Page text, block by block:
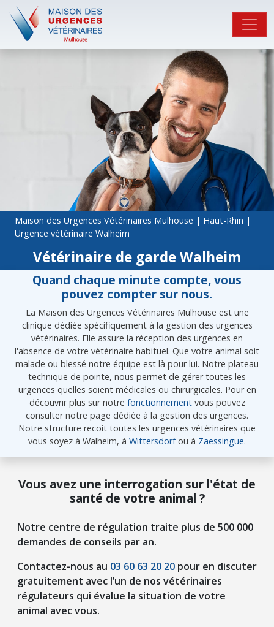
Maison des Urgences Vétérinaires Mulhouse | Haut-Rhin |
Urgence vétérinaire Walheim
Vétérinaire de garde Walheim
Quand chaque minute compte, vous
pouvez compter sur nous.
La Maison des Urgences Vétérinaires Mulhouse est une
clinique dédiée spécifiquement à la gestion des urgences
vétérinaires. Elle assure la réception des urgences en
l'absence de votre vétérinaire habituel. Que votre animal soit
malade ou blessé notre équipe est là pour lui. Notre plateau
technique de pointe, nous permet de gérer toutes les
urgences quelles soient médicales ou chirurgicales. Pour en
découvrir plus sur notre fonctionnementvous pouvez
consulter notre page dédiée à la gestion des urgences.
Notre structure recoit toutes les urgences vétérinaires que
vous soyez à Walheim, à Wittersdorfou à Zaessingue.
Vous avez une interrogation sur l'état de
santé de votre animal ?
Notre centre de régulation traite plus de 500 000
demandes de conseils par an.
Contactez-nous au 03 60 63 20 20 pour en discuter
gratuitement avec l’un de nos vétérinaires
régulateurs qui évalue la situation de votre
animal avec vous.